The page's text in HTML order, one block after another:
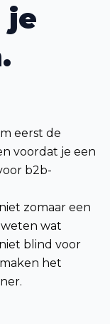
je
eerst de
voordat je een
b2b-
zomaar een
wat
blind voor
het